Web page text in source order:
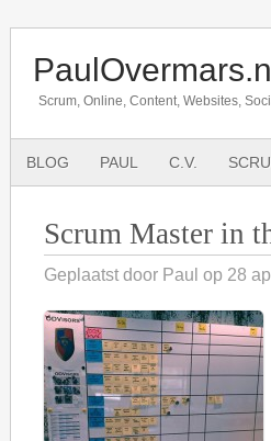
Scrum, Online, Content, Websites,
BLOG PAUL C.V.
Scrum Master in
Geplaatst door Paul op 28